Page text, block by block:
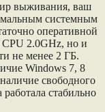
выживания, ваш
системным
оперативной
2.0GHz, но и
не менее 2 ГБ.
Windows 7, 8
свободного
стабильно